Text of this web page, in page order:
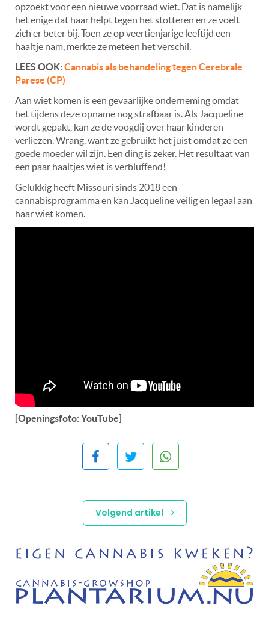
opzoekt voor een nieuwe voorraad wiet. Dat is namelijk
het enige dat haar helpt tegen het stotteren en ze voelt
zich er beter bij. Toen ze op veertienjarige leeftijd een
haaltje nam, merkte ze meteen het verschil.
LEES OOK:Cannabis als behandeling tegen Cerebrale
Parese (CP)
Aan wiet komen is een gevaarlijke onderneming omdat
het tijdens deze opname nog strafbaar is. Als Jacqueline
wordt gepakt, kan ze de voogdij over haar kinderen
verliezen. Wrang, want ze gebruikt het juist omdat ze een
goede moeder wil zijn. Een ding is zeker. Het resultaat van
een paar haaltjes wiet is verbluffend!
Gelukkig heeft Missouri sinds 2018 een
cannabisprogramma en kan Jacqueline veilig en legaal aan
haar wiet komen.
[Openingsfoto: YouTube]
Volgend artikel